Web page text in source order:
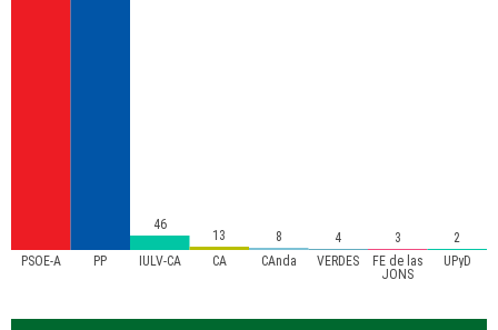
PSOE-A PP IULV-CA CA CAnda VERDES
FE de las
JONS
UPyD
46
13 8 4 3 2